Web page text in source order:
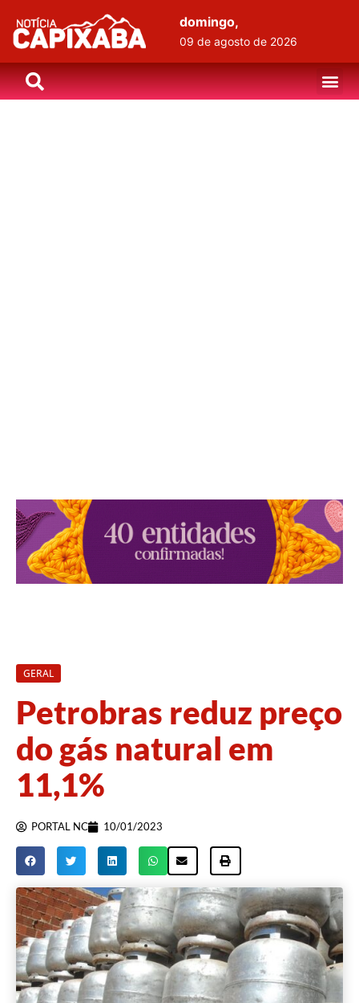
domingo,
09 de agosto de 2026
GERAL
Petrobras reduz preço
do gás natural em
11,1%
PORTAL NC 10/01/2023